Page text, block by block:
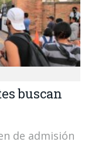
buscan
de admisión